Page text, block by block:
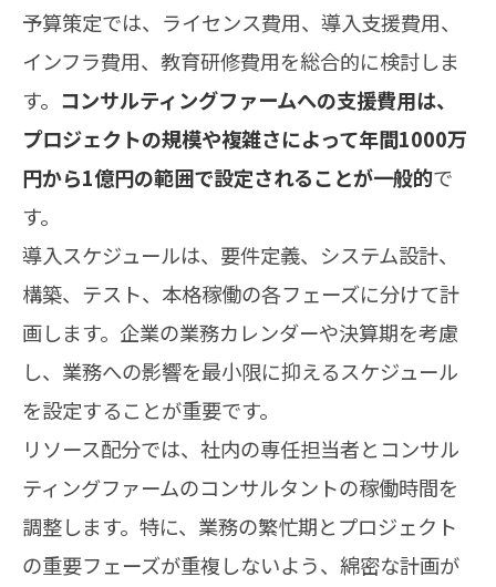
予算策定では、ライセンス費用、導入支援費用、
インフラ費用、教育研修費用を総合的に検討しま
す。 コンサルティングファームへの支援費用は、
プロジェクトの規模や複雑さによって年間1000万
円から1億円の範囲で設定されることが一般的で
す。
導入スケジュールは、要件定義、システム設計、
構築、テスト、本格稼働の各フェーズに分けて計
画します。企業の業務カレンダーや決算期を考慮
し、業務への影響を最小限に抑えるスケジュール
を設定することが重要です。
リソース配分では、社内の専任担当者とコンサル
ティングファームのコンサルタントの稼働時間を
調整します。特に、業務の繁忙期とプロジェクト
の重要フェーズが重複しないよう、綿密な計画が